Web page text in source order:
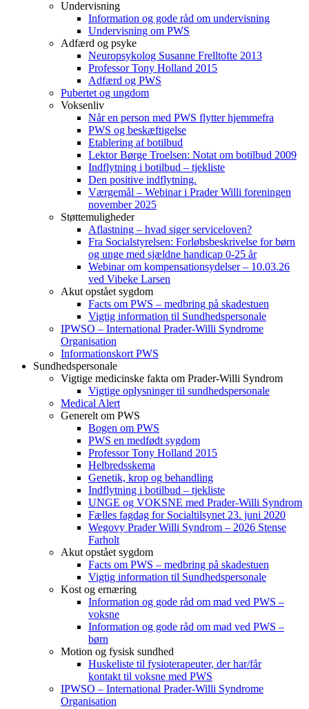
Undervisning
Information og gode råd om undervisning
Undervisning om PWS
Adfærd og psyke
Neuropsykolog Susanne Frelltofte 2013
Professor Tony Holland 2015
Adfærd og PWS
Pubertet og ungdom
Voksenliv
Når en person med PWS flytter hjemmefra
PWS og beskæftigelse
Etablering af botilbud
Lektor Børge Troelsen: Notat om botilbud 2009
Indflytning i botilbud – tjekliste
Den positive indflytning.
Værgemål – Webinar i Prader Willi foreningen
november 2025
Støttemuligheder
Aflastning – hvad siger serviceloven?
Fra Socialstyrelsen: Forløbsbeskrivelse for børn
og unge med sjældne handicap 0-25 år
Webinar om kompensationsydelser – 10.03.26
ved Vibeke Larsen
Akut opstået sygdom
Facts om PWS – medbring på skadestuen
Vigtig information til Sundhedspersonale
IPWSO – International Prader-Willi Syndrome
Organisation
Informationskort PWS
Sundhedspersonale
Vigtige medicinske fakta om Prader-Willi Syndrom
Vigtige oplysninger til sundhedspersonale
Medical Alert
Generelt om PWS
Bogen om PWS
PWS en medfødt sygdom
Professor Tony Holland 2015
Helbredsskema
Genetik, krop og behandling
Indflytning i botilbud – tjekliste
UNGE og VOKSNE med Prader-Willi Syndrom
Fælles fagdag for Socialtilsynet 23. juni 2020
Wegovy Prader Willi Syndrom – 2026 Stense
Farholt
Akut opstået sygdom
Facts om PWS – medbring på skadestuen
Vigtig information til Sundhedspersonale
Kost og ernæring
Information og gode råd om mad ved PWS –
voksne
Information og gode råd om mad ved PWS –
børn
Motion og fysisk sundhed
Huskeliste til fysioterapeuter, der har/får
kontakt til voksne med PWS
IPWSO – International Prader-Willi Syndrome
Organisation